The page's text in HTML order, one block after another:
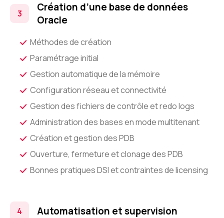
Création d’une base de données
Oracle
Méthodes de création
Paramétrage initial
Gestion automatique de la mémoire
Configuration réseau et connectivité
Gestion des fichiers de contrôle et redo logs
Administration des bases en mode multitenant
Création et gestion des PDB
Ouverture, fermeture et clonage des PDB
Bonnes pratiques DSI et contraintes de licensing
Automatisation et supervision